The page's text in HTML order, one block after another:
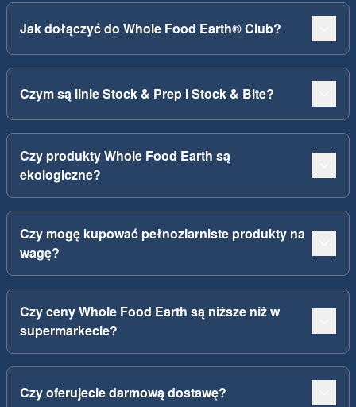
Jak dołączyć do Whole Food Earth® Club?
Czym są linie Stock & Prep i Stock & Bite?
Czy produkty Whole Food Earth są
ekologiczne?
Czy mogę kupować pełnoziarniste produkty na
wagę?
Czy ceny Whole Food Earth są niższe niż w
supermarkecie?
Czy oferujecie darmową dostawę?